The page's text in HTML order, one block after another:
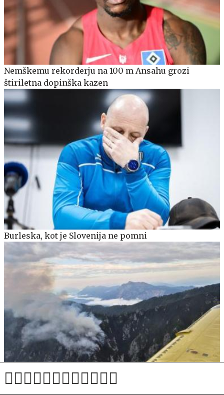
Nemškemu rekorderju na 100 m Ansahu grozi
štiriletna dopinška kazen
Burleska, kot je Slovenija ne pomni